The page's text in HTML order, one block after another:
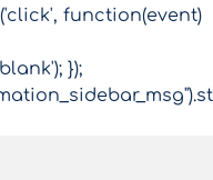
function(event)
});